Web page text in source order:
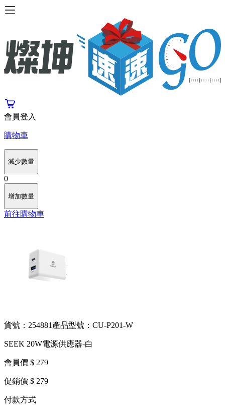
會員登入
購物車
減少數量
0
增加數量
前往購物車
貨號：254881 產品型號：CU-P201-W
SEEK 20W電源供應器-白
會員價 $ 279
促銷價 $ 279
付款方式